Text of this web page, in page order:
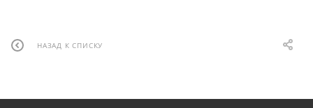
НАЗАД К СПИСКУ